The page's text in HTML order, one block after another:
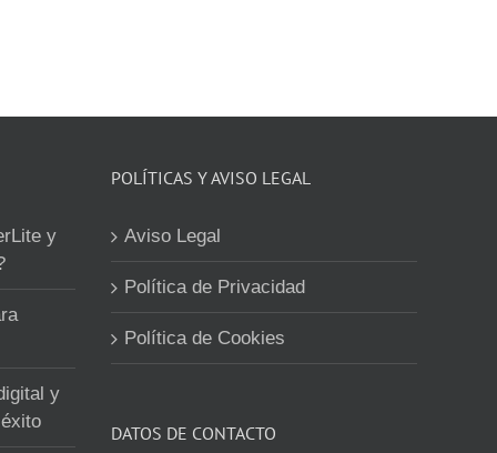
y
y
POLÍTICAS Y AVISO LEGAL
Aviso Legal
Política de Privacidad
Política de Cookies
DATOS DE CONTACTO